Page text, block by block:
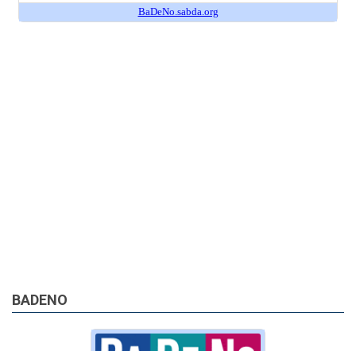
BADENO